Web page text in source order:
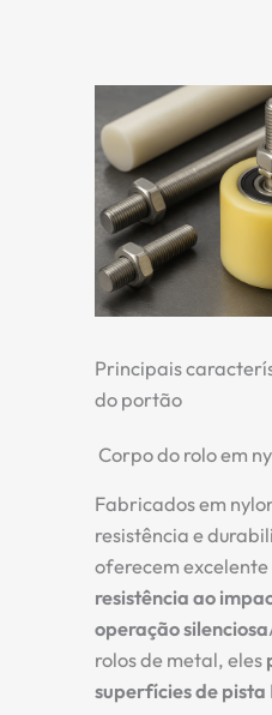
Principais
do portão
Corpo do rolo em
Fabricados em
resistência e
oferecem
resistência ao
operação silenciosa
rolos de metal, eles
superfícies de pista